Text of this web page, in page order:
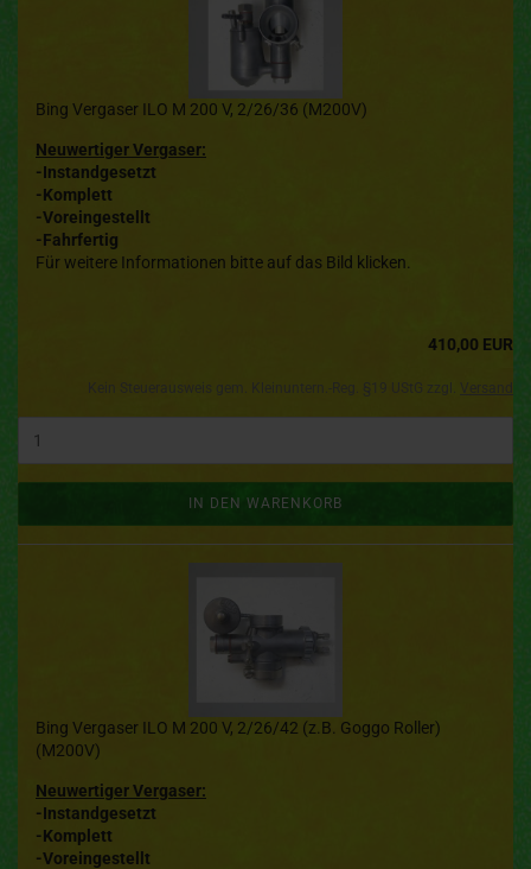
Bing Vergaser ILO M 200 V, 2/26/36 (M200V)
Neuwertiger Vergaser:
-Instandgesetzt
-Komplett
-Voreingestellt
-Fahrfertig
Für weitere Informationen bitte auf das Bild klicken.
410,00 EUR
IN DEN WARENKORB
Bing Vergaser ILO M 200 V, 2/26/42 (z.B. Goggo Roller)
(M200V)
Neuwertiger Vergaser:
-Instandgesetzt
-Komplett
-Voreingestellt